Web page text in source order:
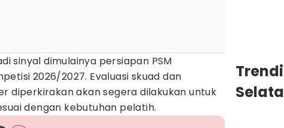
sinyal dimulainya persiapan PSM
2026/2027. Evaluasi skuad dan
diperkirakan akan segera dilakukan untuk
dengan kebutuhan pelatih.